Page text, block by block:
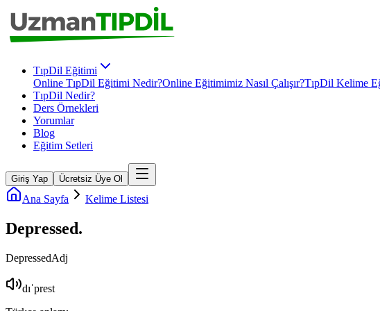
TıpDil Eğitimi
Online TıpDil Eğitimi Nedir?Online Eğitimimiz Nasıl Çalışır?TıpDil Kelime
TıpDil Nedir?
Ders Örnekleri
Yorumlar
Blog
Eğitim Setleri
Giriş Yap Ücretsiz Üye Ol
Ana Sayfa Kelime Listesi
Depressed.
DepressedAdj
dɪˈprest